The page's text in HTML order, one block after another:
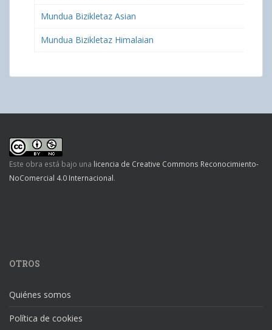
Mundua Bizikletaz Asian
Mundua Bizikletaz Himalaian
Este obra está bajo una licencia de Creative Commons Reconocimiento-
NoComercial 4.0 Internacional.
OTROS
Quiénes somos
Política de cookies